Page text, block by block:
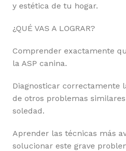
y estética de tu hogar.
¿QUÉ VAS A LOGRAR?
Comprender exactamente
la ASP canina.
Diagnosticar correctamente
de otros problemas
soledad.
Aprender las técnicas más
solucionar este grave